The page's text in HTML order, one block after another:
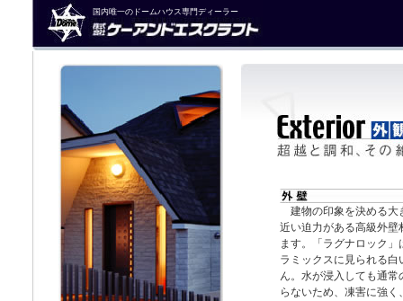
国内唯一のドームハウス専門ディーラー
建物の印象を決める大
近い迫力がある高級外壁
ます。「ラグナロック
ラミックスに見られる
ん。水が浸入しても通
らないため、凍害に強